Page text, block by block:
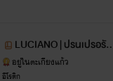
LUCIANO | ปรนเปรอรัก
(ลับ)คุณชายสารเลว
อยู่ในตะเกียงแก้ว
อีโรติก